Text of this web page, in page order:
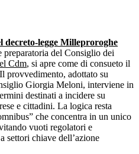
decreto-legge Milleproroghe
preparatoria del Consiglio dei
Cdm, si apre come di consueto il
provvedimento, adottato su
Giorgia Meloni, interviene in
destinati a incidere su
e cittadini. La logica resta
che concentra in un unico
vuoti regolatori e
settori chiave dell’azione